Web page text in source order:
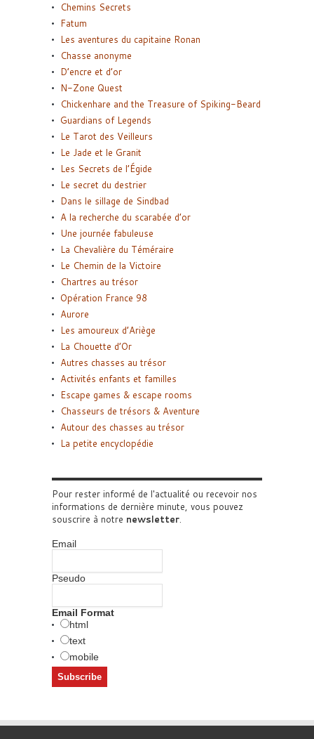
Chemins Secrets
Fatum
Les aventures du capitaine Ronan
Chasse anonyme
D’encre et d’or
N-Zone Quest
Chickenhare and the Treasure of Spiking-Beard
Guardians of Legends
Le Tarot des Veilleurs
Le Jade et le Granit
Les Secrets de l’Égide
Le secret du destrier
Dans le sillage de Sindbad
A la recherche du scarabée d’or
Une journée fabuleuse
La Chevalière du Téméraire
Le Chemin de la Victoire
Chartres au trésor
Opération France 98
Aurore
Les amoureux d’Ariège
La Chouette d’Or
Autres chasses au trésor
Activités enfants et familles
Escape games & escape rooms
Chasseurs de trésors & Aventure
Autour des chasses au trésor
La petite encyclopédie
Pour rester informé de l'actualité ou recevoir nos
informations de dernière minute, vous pouvez
souscrire à notre newsletter.
Email
Pseudo
Email Format
html
text
mobile